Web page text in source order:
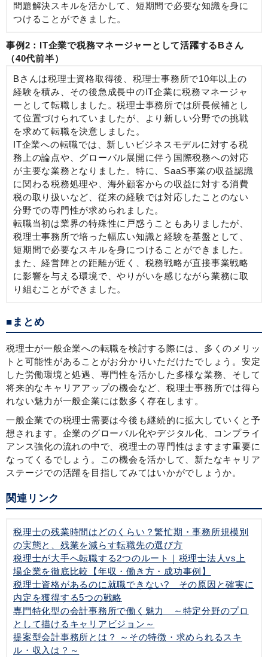
問題解決スキルを活かして、短期間で必要な知識を身に
つけることができました。
事例2：IT企業で税務マネージャーとして活躍するBさん
（40代前半）
Bさんは税理士資格取得後、税理士事務所で10年以上の
経験を積み、その後急成長中のIT企業に税務マネージャ
ーとして転職しました。税理士事務所では所長候補とし
て位置づけられていましたが、より新しい分野での挑戦
を求めて転職を決意しました。
IT企業への転職では、新しいビジネスモデルに対する税
務上の論点や、グローバル展開に伴う国際税務への対応
が主要な業務となりました。特に、SaaS事業の収益認識
に関わる税務処理や、海外顧客からの収益に対する消費
税の取り扱いなど、従来の経験では対応したことのない
分野での専門性が求められました。
転職当初は業界の特殊性に戸惑うこともありましたが、
税理士事務所で培った幅広い知識と経験を基盤として、
短期間で必要なスキルを身につけることができました。
また、経営陣との距離が近く、税務戦略が直接事業戦略
に影響を与える環境で、やりがいを感じながら業務に取
り組むことができました。
■まとめ
税理士が一般企業への転職を検討する際には、多くのメリッ
トと可能性があることがお分かりいただけたでしょう。安定
した労働環境と処遇、専門性を活かした多様な業務、そして
将来的なキャリアアップの機会など、税理士事務所では得ら
れない魅力が一般企業には数多く存在します。
一般企業での税理士需要は今後も継続的に拡大していくと予
想されます。企業のグローバル化やデジタル化、コンプライ
アンス強化の流れの中で、税理士の専門性はますます重要に
なってくるでしょう。この機会を活かして、新たなキャリア
ステージでの活躍を目指してみてはいかがでしょうか。
関連リンク
税理士の残業時間はどのくらい？繁忙期・事務所規模別
の実態と、残業を減らす転職先の選び方
税理士が大手へ転職する2つのルート｜税理士法人vs上
場企業を徹底比較【年収・働き方・成功事例】
税理士資格があるのに就職できない? その原因と確実に
内定を獲得する5つの戦略
専門特化型の会計事務所で働く魅力 ～特定分野のプロ
として描けるキャリアビジョン～
提案型会計事務所とは？ ～その特徴・求められるスキ
ル・収入は？～